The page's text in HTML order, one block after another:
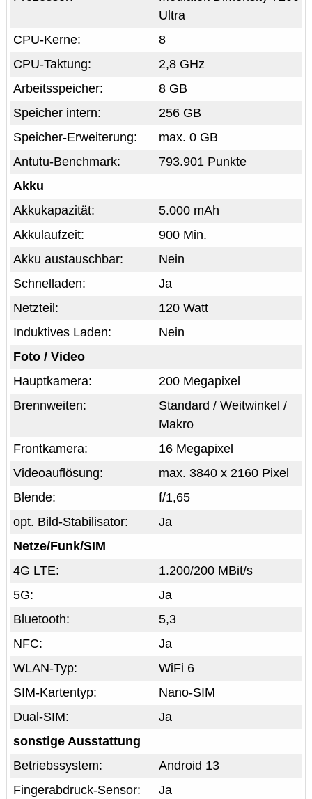
Ultra
8
CPU-Kerne:
2,8 GHz
CPU-Taktung:
8 GB
Arbeitsspeicher:
256 GB
Speicher intern:
max. 0 GB
Speicher-Erweiterung:
793.901 Punkte
Antutu-Benchmark:
Akku
5.000 mAh
Akkukapazität:
900 Min.
Akkulaufzeit:
Nein
Akku austauschbar:
Ja
Schnelladen:
120 Watt
Netzteil:
Nein
Induktives Laden:
Foto / Video
200 Megapixel
Hauptkamera:
Standard / Weitwinkel /
Makro
Brennweiten:
16 Megapixel
Frontkamera:
max. 3840 x 2160 Pixel
Videoauflösung:
f/1,65
Blende:
Ja
opt. Bild-Stabilisator:
Netze/Funk/SIM
1.200/200 MBit/s
4G LTE:
Ja
5G:
5,3
Bluetooth:
Ja
NFC:
WiFi 6
WLAN-Typ:
Nano-SIM
SIM-Kartentyp:
Ja
Dual-SIM:
sonstige Ausstattung
Android 13
Betriebssystem:
Ja
Fingerabdruck-Sensor: